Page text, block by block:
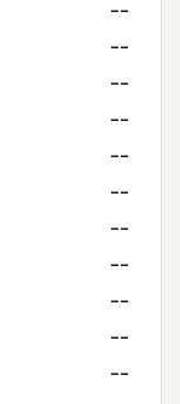
--
--
--
--
--
--
--
--
--
--
--